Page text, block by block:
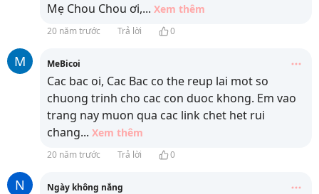
Mẹ Chou Chou ơi,... Xem thêm
20 năm trước Trả lời 0
M MeBicoi
Cac bac oi, Cac Bac co the reup lai mot so
chuong trinh cho cac con duoc khong. Em vao
trang nay muon qua cac link chet het rui
chang... Xem thêm
20 năm trước Trả lời 0
N Ngày không nắng